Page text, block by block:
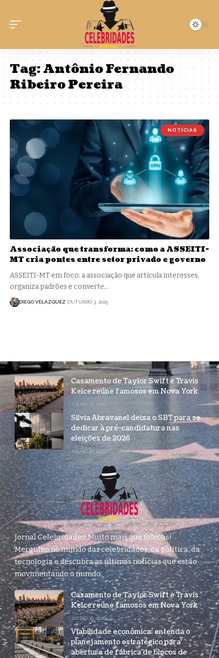
Tag:Antônio Fernando
Ribeiro Pereira
NOTÍCIAS
Associação que transforma: como a ASSEITI-
MT cria pontes entre setor privado e governo
ASSEITI-MT em foco: a associação que articula interesses,
organiza padrões e converte…
DIEGO VELÁZQUEZ OUTUBRO 3, 2025
Casamento de Taylor Swift e Travis
Kelce reúne famosos em Nova York
JULHO 16, 2026
Silvia Abravanel deixa o SBT para se
dedicar à pré-candidatura nas
eleições de 2026
JULHO 27, 2026
Jornal Celebridades: Muito mais que fofocas!
Mergulhe no mundo das celebridades, da política, da
tecnologia e descubra as últimas notícias que estão
movimentando o mundo.
Casamento de Taylor Swift e Travis
Kelce reúne famosos em Nova York
JULHO 16, 2026
Viabilidade econômica: entenda o
planejamento estratégico para
abertura de fábrica de blocos de